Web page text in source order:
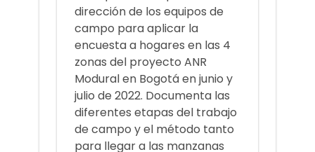
dirección de los equipos de
campo para aplicar la
encuesta a hogares en las 4
zonas del proyecto ANR
Modural en Bogotá en junio y
julio de 2022. Documenta las
diferentes etapas del trabajo
de campo y el método tanto
para llegar a las manzanas